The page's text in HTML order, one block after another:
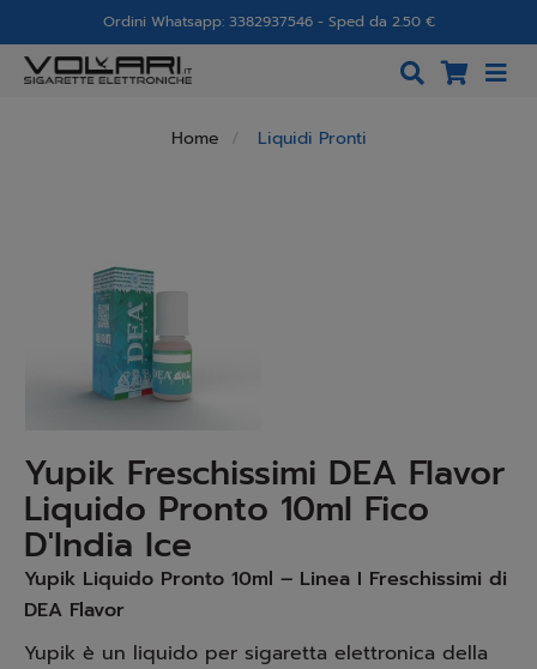
Ordini Whatsapp: 3382937546 - Sped da 2.50 €
Home Liquidi Pronti
Yupik Freschissimi DEA Flavor
Liquido Pronto 10ml Fico
D'India Ice
Yupik Liquido Pronto 10ml – Linea I Freschissimi di
DEA Flavor
Yupik è un liquido per sigaretta elettronica della